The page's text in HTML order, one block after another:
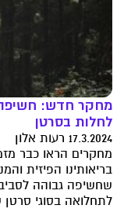
מחקר חדש: חשיפה
לחלות בסרטן
17.3.2024 רעות אלון
מחקרים הראו כבר
בריאותינו הפיזית
שחשיפה גבוהה
לתחלואה בסוגי סרטן